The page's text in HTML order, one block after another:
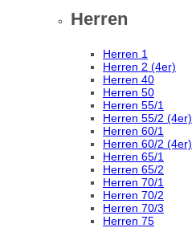
Herren
Herren 1
Herren 2 (4er)
Herren 40
Herren 50
Herren 55/1
Herren 55/2 (4er)
Herren 60/1
Herren 60/2 (4er)
Herren 65/1
Herren 65/2
Herren 70/1
Herren 70/2
Herren 70/3
Herren 75